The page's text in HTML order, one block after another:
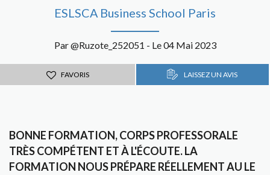
ESLSCA Business School Paris
Par @Ruzote_252051 - Le 04 Mai 2023
FAVORIS LAISSEZ UN AVIS
BONNE FORMATION, CORPS PROFESSORALE
TRÈS COMPÉTENT ET À L'ÉCOUTE. LA
FORMATION NOUS PRÉPARE RÉELLEMENT AU LE